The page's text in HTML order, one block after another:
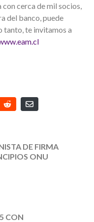
cerca de mil socios,
del banco, puede
tanto, te invitamos a
DE FIRMA
ONU
CON